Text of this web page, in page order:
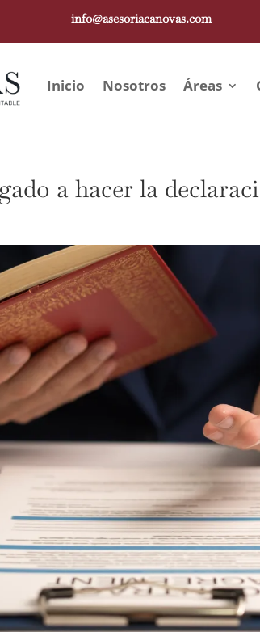
info@asesoriacanovas.com
Inicio Nosotros Áreas
a hacer la